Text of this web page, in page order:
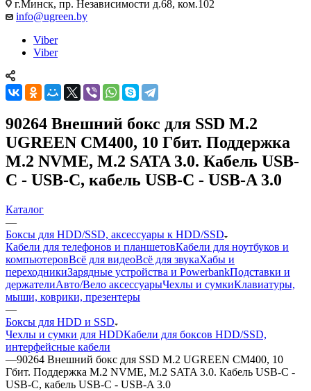
г.Минск, пр. Независимости д.68, ком.102
info@ugreen.by
Viber
Viber
90264 Внешний бокс для SSD M.2
UGREEN CM400, 10 Гбит. Поддержка
M.2 NVME, M.2 SATA 3.0. Кабель USB-
C - USB-C, кабель USB-C - USB-A 3.0
Каталог
—
Боксы для HDD/SSD, аксессуары к HDD/SSD
Кабели для телефонов и планшетовКабели для ноутбуков и
компьютеровВсё для видеоВсё для звукаХабы и
переходникиЗарядные устройства и PowerbankПодставки и
держателиАвто/Вело аксессуарыЧехлы и сумкиКлавиатуры,
мыши, коврики, презентеры
—
Боксы для HDD и SSD
Чехлы и сумки для HDDКабели для боксов HDD/SSD,
интерфейсные кабели
—90264 Внешний бокс для SSD M.2 UGREEN CM400, 10
Гбит. Поддержка M.2 NVME, M.2 SATA 3.0. Кабель USB-C -
USB-C, кабель USB-C - USB-A 3.0